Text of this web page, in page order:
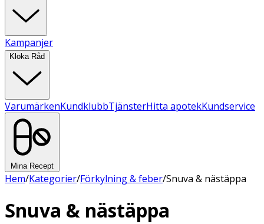
Kampanjer
Kloka Råd
VarumärkenKundklubbTjänsterHitta apotekKundservice
Mina Recept
Hem/Kategorier/Förkylning & feber/Snuva & nästäppa
Snuva & nästäppa